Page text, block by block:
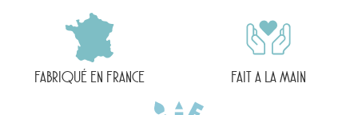
FABRIQUÉ EN FRANCE FAIT A LA MAIN